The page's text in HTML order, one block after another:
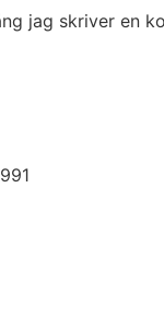
jag skriver en